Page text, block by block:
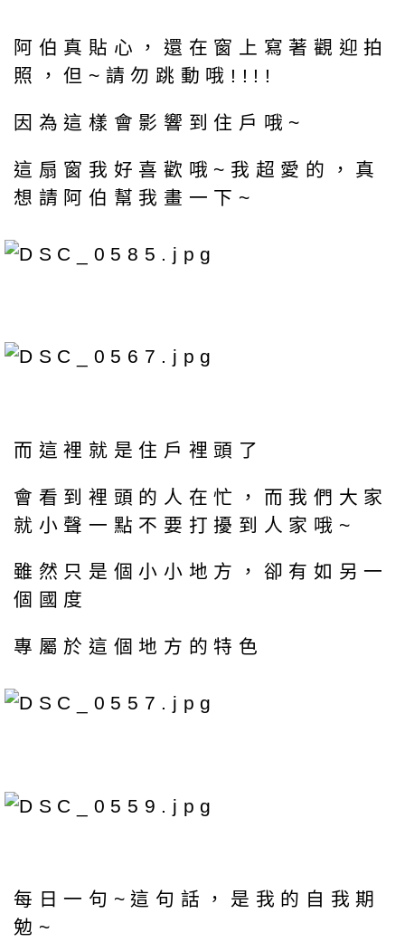
阿伯真貼心，還在窗上寫著觀迎拍
照，但~請勿跳動哦!!!!
因為這樣會影響到住戶哦~
這扇窗我好喜歡哦~我超愛的，真
想請阿伯幫我畫一下~
而這裡就是住戶裡頭了
會看到裡頭的人在忙，而我們大家
就小聲一點不要打擾到人家哦~
雖然只是個小小地方，卻有如另一
個國度
專屬於這個地方的特色
每日一句~這句話，是我的自我期
勉~